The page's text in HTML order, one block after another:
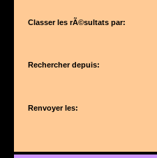
Classer les rÃ©sultats par:
Rechercher depuis:
Renvoyer les: